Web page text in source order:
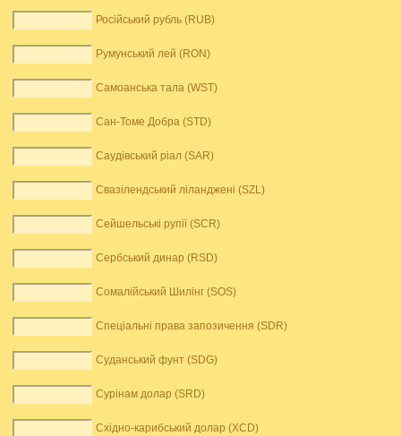
Російський рубль (RUB)
Румунський лей (RON)
Самоанська тала (WST)
Сан-Томе Добра (STD)
Саудівський ріал (SAR)
Свазілендський ліланджені (SZL)
Сейшельські рупії (SCR)
Сербський динар (RSD)
Сомалійський Шилінг (SOS)
Спеціальні права запозичення (SDR)
Суданський фунт (SDG)
Сурінам долар (SRD)
Східно-карибський долар (XCD)